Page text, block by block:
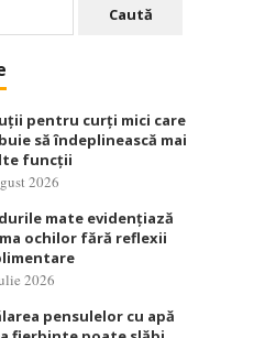
pentru curți mici care
să îndeplinească mai
funcții
2026
mate evidențiază
ochilor fără reflexii
2026
pensulelor cu apă